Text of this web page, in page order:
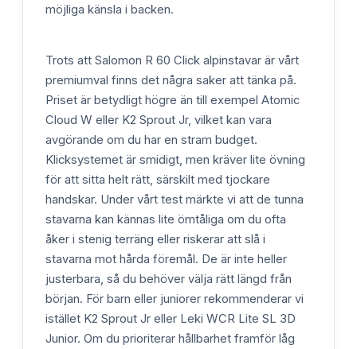
möjliga känsla i backen.
Trots att Salomon R 60 Click alpinstavar är vårt
premiumval finns det några saker att tänka på.
Priset är betydligt högre än till exempel Atomic
Cloud W eller K2 Sprout Jr, vilket kan vara
avgörande om du har en stram budget.
Klicksystemet är smidigt, men kräver lite övning
för att sitta helt rätt, särskilt med tjockare
handskar. Under vårt test märkte vi att de tunna
stavarna kan kännas lite ömtåliga om du ofta
åker i stenig terräng eller riskerar att slå i
stavarna mot hårda föremål. De är inte heller
justerbara, så du behöver välja rätt längd från
början. För barn eller juniorer rekommenderar vi
istället K2 Sprout Jr eller Leki WCR Lite SL 3D
Junior. Om du prioriterar hållbarhet framför låg